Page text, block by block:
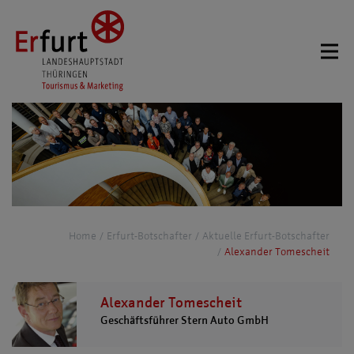
Home Erfurt-Botschafter
Aktuelle Erfurt-Botschafter
Alexander Tomescheit
Alexander Tomescheit
Geschäftsführer Stern Auto GmbH